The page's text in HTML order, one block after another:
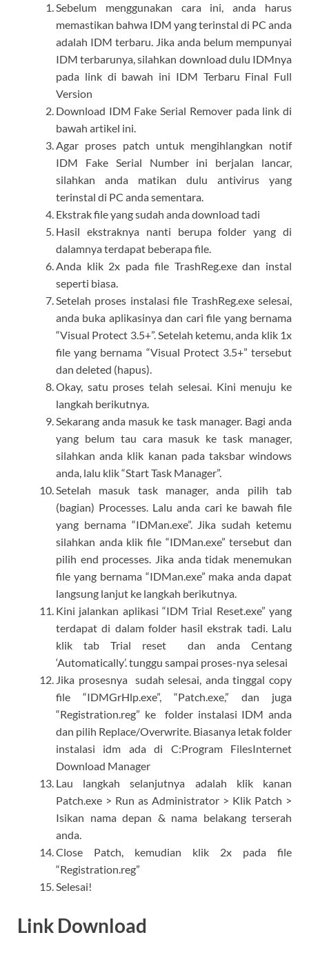
Sebelum menggunakan cara ini, anda harus
memastikan bahwa IDM yang terinstal di PC anda
adalah IDM terbaru. Jika anda belum mempunyai
IDM terbarunya, silahkan download dulu IDMnya
pada link di bawah ini IDM Terbaru Final Full
Version
Download IDM Fake Serial Remover pada link di
bawah artikel ini.
Agar proses patch untuk mengihlangkan notif
IDM Fake Serial Number ini berjalan lancar,
silahkan anda matikan dulu antivirus yang
terinstal di PC anda sementara.
Ekstrak file yang sudah anda download tadi
Hasil ekstraknya nanti berupa folder yang di
dalamnya terdapat beberapa file.
Anda klik 2x pada file TrashReg.exe dan instal
seperti biasa.
Setelah proses instalasi file TrashReg.exe selesai,
anda buka aplikasinya dan cari file yang bernama
“Visual Protect 3.5+”. Setelah ketemu, anda klik 1x
file yang bernama “Visual Protect 3.5+” tersebut
dan deleted (hapus).
Okay, satu proses telah selesai. Kini menuju ke
langkah berikutnya.
Sekarang anda masuk ke task manager. Bagi anda
yang belum tau cara masuk ke task manager,
silahkan anda klik kanan pada taksbar windows
anda, lalu klik “Start Task Manager”.
Setelah masuk task manager, anda pilih tab
(bagian) Processes. Lalu anda cari ke bawah file
yang bernama “IDMan.exe”. Jika sudah ketemu
silahkan anda klik file “IDMan.exe” tersebut dan
pilih end processes. Jika anda tidak menemukan
file yang bernama “IDMan.exe” maka anda dapat
langsung lanjut ke langkah berikutnya.
Kini jalankan aplikasi “IDM Trial Reset.exe” yang
terdapat di dalam folder hasil ekstrak tadi. Lalu
klik tab Trial reset dan anda Centang
‘Automatically’. tunggu sampai proses-nya selesai
Jika prosesnya sudah selesai, anda tinggal copy
file “IDMGrHlp.exe”, “Patch.exe,” dan juga
“Registration.reg” ke folder instalasi IDM anda
dan pilih Replace/Overwrite. Biasanya letak folder
instalasi idm ada di C:Program FilesInternet
Download Manager
Lau langkah selanjutnya adalah klik kanan
Patch.exe > Run as Administrator > Klik Patch >
Isikan nama depan & nama belakang terserah
anda.
Close Patch, kemudian klik 2x pada file
“Registration.reg”
Selesai!
Link Download